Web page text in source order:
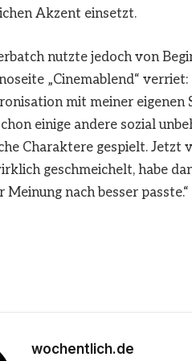
Akzent einsetzt.
nutzte jedoch von
„Cinemablend“
mit meiner
einige andere sozial
Charaktere gespielt. Jetzt
geschmeichelt, habe
Meinung nach besser passte.“
wochentlich.de